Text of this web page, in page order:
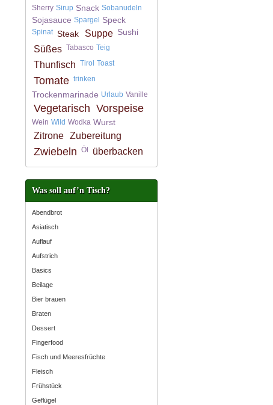
Sherry Sirup Snack Sobanudeln
Sojasauce Spargel Speck
Spinat Steak Suppe Sushi
Süßes Tabasco Teig
Thunfisch Tirol Toast
Tomate trinken
Trockenmarinade Urlaub Vanille
Vegetarisch Vorspeise
Wein Wild Wodka Wurst
Zitrone Zubereitung
Zwiebeln Öl überbacken
Was soll auf’n Tisch?
Abendbrot
Asiatisch
Auflauf
Aufstrich
Basics
Beilage
Bier brauen
Braten
Dessert
Fingerfood
Fisch und Meeresfrüchte
Fleisch
Frühstück
Geflügel